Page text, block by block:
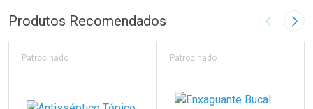
FECHAR
Laboratório
FECHAR
Por Menos Laboratório
Por Menos
Produtos Recomendados Imagem
Patrocinado Patrocinado